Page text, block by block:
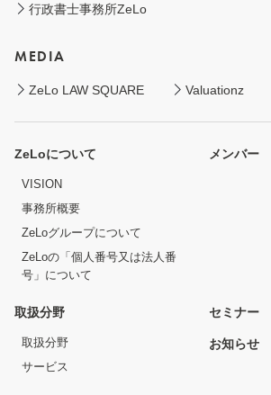
行政書士事務所ZeLo
MEDIA
ZeLo LAW SQUARE Valuationz
ZeLoについて
VISION
事務所概要
ZeLoグループについて
ZeLoの「個人番号又は法人番
号」について
メンバー
取扱分野
取扱分野
サービス
セミナー
お知らせ